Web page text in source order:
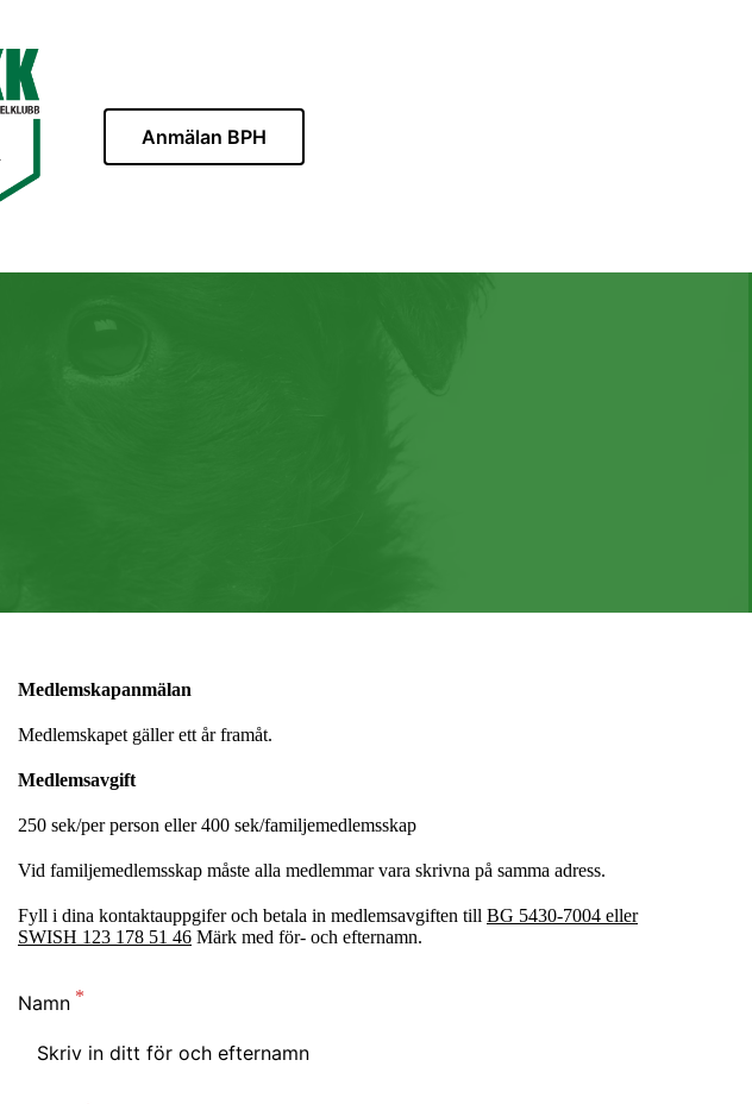
Anmälan BPH
Medlemskapanmälan
Medlemskapet gäller ett år framåt.
Medlemsavgift
250 sek/per person eller 400 sek/familjemedlemsskap
Vid familjemedlemsskap måste alla medlemmar vara skrivna på samma adress.
Fyll i dina kontaktauppgifer och betala in medlemsavgiften till BG 5430-7004 eller
SWISH 123 178 51 46 Märk med för- och efternamn.
Namn